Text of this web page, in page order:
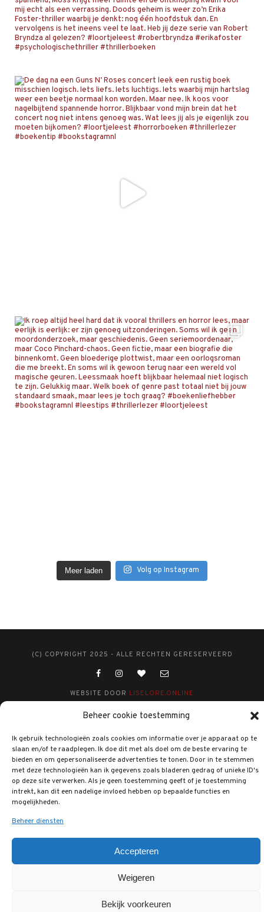
Beheer cookie toestemming
Ik gebruik technologieën zoals cookies om informatie over je apparaat op te
slaan en/of te raadplegen. Ik doe dit met als doel om de beste ervaring te
bieden en om gepersonaliseerde advertenties te tonen. Door in te stemmen
met deze technologieën kan ik gegevens zoals bladeren gedrag of unieke ID's
op deze site verwerken. Als je geen toestemming geeft of je toestemming
intrekt, kan dit een nadelige invloed hebben op bepaalde functies en
mogelijkheden.
Beheer diensten
Accepteren
Weigeren
Bekijk voorkeuren
Meer laden Volg op Instagram
(C) COPYRIGHT 2025 - ALLE RECHTEN GERESERVEERD
WEBSITE DOOR LISELORE.ONLINE